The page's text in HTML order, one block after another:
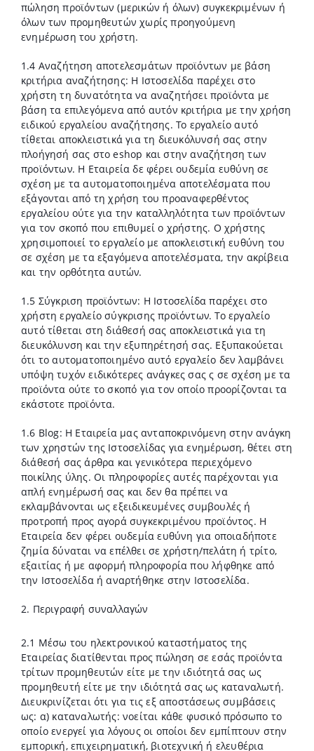
πώληση προϊόντων (μερικών ή όλων) συγκεκριμένων ή
όλων των προμηθευτών χωρίς προηγούμενη
ενημέρωση του χρήστη.
1.4 Αναζήτηση αποτελεσμάτων προϊόντων με βάση
κριτήρια αναζήτησης: Η Ιστοσελίδα παρέχει στο
χρήστη τη δυνατότητα να αναζητήσει προϊόντα με
βάση τα επιλεγόμενα από αυτόν κριτήρια με την χρήση
ειδικού εργαλείου αναζήτησης. Το εργαλείο αυτό
τίθεται αποκλειστικά για τη διευκόλυνσή σας στην
πλοήγησή σας στο eshop και στην αναζήτηση των
προϊόντων. Η Εταιρεία δε φέρει ουδεμία ευθύνη σε
σχέση με τα αυτοματοποιημένα αποτελέσματα που
εξάγονται από τη χρήση του προαναφερθέντος
εργαλείου ούτε για την καταλληλότητα των προϊόντων
για τον σκοπό που επιθυμεί ο χρήστης. Ο χρήστης
χρησιμοποιεί το εργαλείο με αποκλειστική ευθύνη του
σε σχέση με τα εξαγόμενα αποτελέσματα, την ακρίβεια
και την ορθότητα αυτών.
1.5 Σύγκριση προϊόντων: Η Ιστοσελίδα παρέχει στο
χρήστη εργαλείο σύγκρισης προϊόντων. Το εργαλείο
αυτό τίθεται στη διάθεσή σας αποκλειστικά για τη
διευκόλυνση και την εξυπηρέτησή σας. Εξυπακούεται
ότι το αυτοματοποιημένο αυτό εργαλείο δεν λαμβάνει
υπόψη τυχόν ειδικότερες ανάγκες σας ς σε σχέση με τα
προϊόντα ούτε το σκοπό για τον οποίο προορίζονται τα
εκάστοτε προϊόντα.
1.6 Blog: Η Εταιρεία μας ανταποκρινόμενη στην ανάγκη
των χρηστών της Ιστοσελίδας για ενημέρωση, θέτει στη
διάθεσή σας άρθρα και γενικότερα περιεχόμενο
ποικίλης ύλης. Οι πληροφορίες αυτές παρέχονται για
απλή ενημέρωσή σας και δεν θα πρέπει να
εκλαμβάνονται ως εξειδικευμένες συμβουλές ή
προτροπή προς αγορά συγκεκριμένου προϊόντος. Η
Εταιρεία δεν φέρει ουδεμία ευθύνη για οποιαδήποτε
ζημία δύναται να επέλθει σε χρήστη/πελάτη ή τρίτο,
εξαιτίας ή με αφορμή πληροφορία που λήφθηκε από
την Ιστοσελίδα ή αναρτήθηκε στην Ιστοσελίδα.
2. Περιγραφή συναλλαγών
2.1 Μέσω του ηλεκτρονικού καταστήματος της
Εταιρείας διατίθενται προς πώληση σε εσάς προϊόντα
τρίτων προμηθευτών είτε με την ιδιότητά σας ως
προμηθευτή είτε με την ιδιότητά σας ως καταναλωτή.
Διευκρινίζεται ότι για τις εξ αποστάσεως συμβάσεις
ως: α) καταναλωτής: νοείται κάθε φυσικό πρόσωπο το
οποίο ενεργεί για λόγους οι οποίοι δεν εμπίπτουν στην
εμπορική, επιχειρηματική, βιοτεχνική ή ελευθέρια